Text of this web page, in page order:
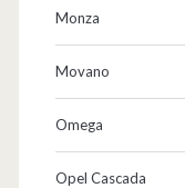
Monza
Movano
Omega
Opel Cascada